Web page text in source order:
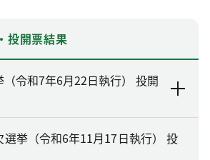
投開票結果
令和7年6月22日執行） 投開
選挙（令和6年11月17日執行） 投